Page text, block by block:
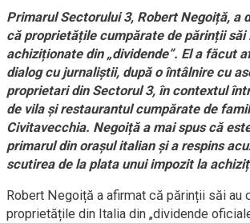
Primarul Sectorului 3, Robert Negoiță, a
că proprietățile cumpărate de părinții săi
achiziționate din „dividende”. El a făcut
dialog cu jurnaliștii, după o întâlnire cu
proprietari din Sectorul 3, în contextul
de vila și restaurantul cumpărate de
Civitavecchia. Negoiță a mai spus că
primarul din orașul italian și a respins
scutirea de la plata unui impozit la
Robert Negoiță a afirmat că părinții săi au
proprietățile din Italia din „dividende